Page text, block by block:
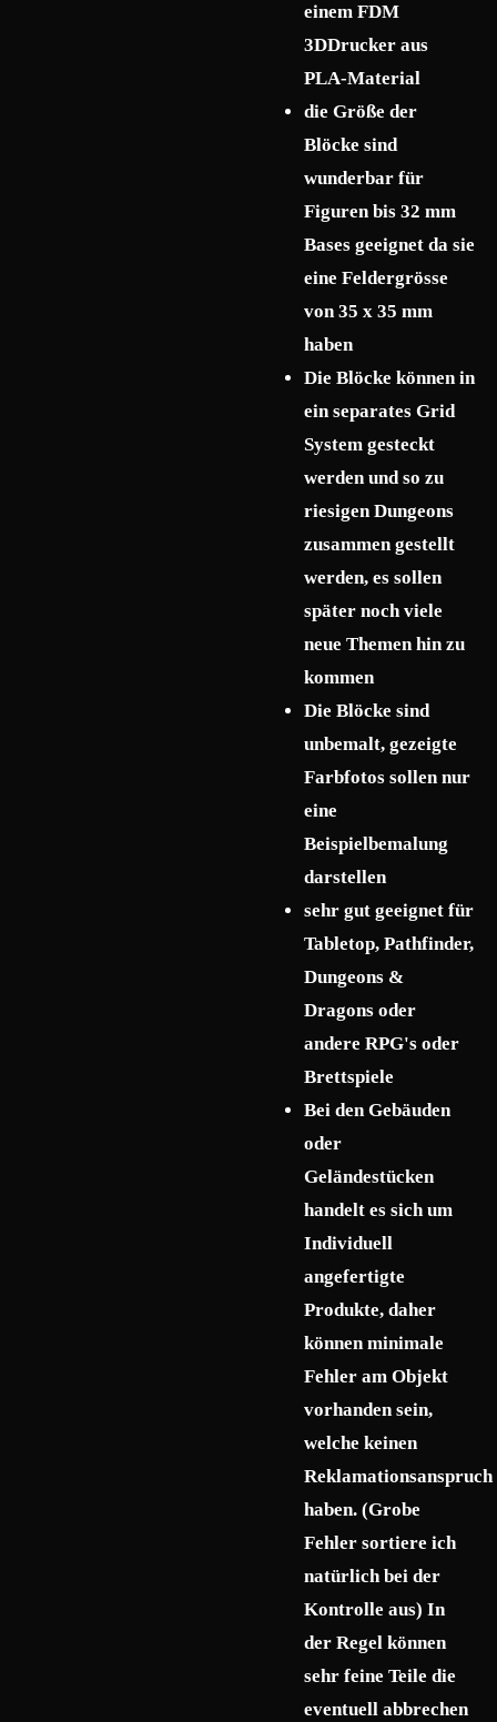
einem FDM
3DDrucker aus
PLA-Material
die Größe der
Blöcke sind
wunderbar für
Figuren bis 32 mm
Bases geeignet da sie
eine Feldergrösse
von 35 x 35 mm
haben
Die Blöcke können in
ein separates Grid
System gesteckt
werden und so zu
riesigen Dungeons
zusammen gestellt
werden, es sollen
später noch viele
neue Themen hin zu
kommen
Die Blöcke sind
unbemalt, gezeigte
Farbfotos sollen nur
eine
Beispielbemalung
darstellen
sehr gut geeignet für
Tabletop, Pathfinder,
Dungeons &
Dragons oder
andere RPG's oder
Brettspiele
Bei den Gebäuden
oder
Geländestücken
handelt es sich um
Individuell
angefertigte
Produkte, daher
können minimale
Fehler am Objekt
vorhanden sein,
welche keinen
Reklamationsanspruch
haben. (Grobe
Fehler sortiere ich
natürlich bei der
Kontrolle aus) In
der Regel können
sehr feine Teile die
eventuell abbrechen